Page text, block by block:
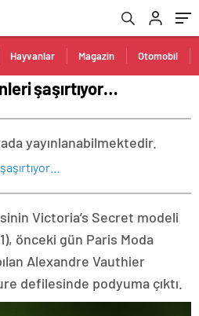
Hayvanlar Magazin Otomobil
şaşırtıyor…
yayınlanabilmektedir.
Victoria’s Secret modeli
önceki gün Paris Moda
Alexandre Vauthier
defilesinde podyuma çıktı.